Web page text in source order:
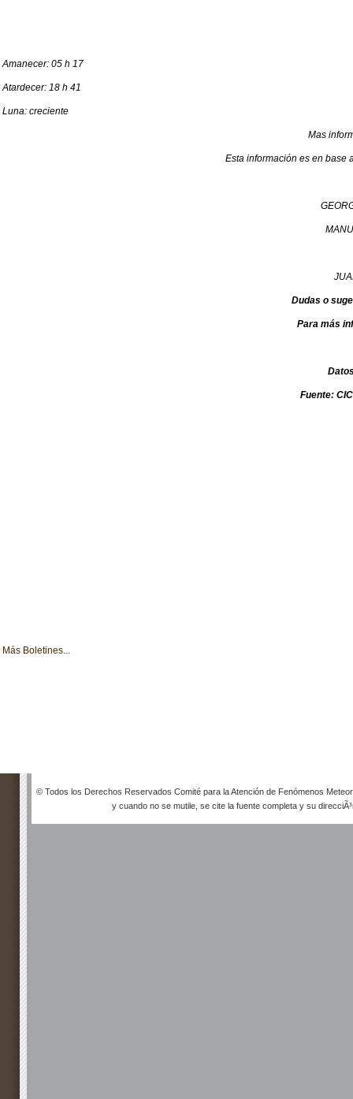
Amanecer: 05 h 17
Atardecer: 18 h 41
Luna: creciente
Mas
Esta información es en base
Dudas o
Para más
Fuente:
Más Boletines...
© Todos los Derechos Reservados Comité para la Atención de Fenómenos
y cuando no se mutile, se cite la fuente completa y su